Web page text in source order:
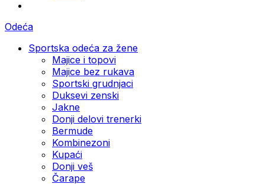
Odeća
Sportska odeća za žene
Majice i topovi
Majice bez rukava
Sportski grudnjaci
Duksevi zenski
Jakne
Donji delovi trenerki
Bermude
Kombinezoni
Kupaći
Donji veš
Čarape